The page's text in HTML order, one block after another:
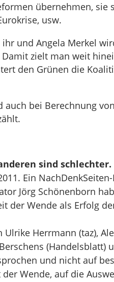
übernehmen, sie
usw.
und Angela Merkel
zielt man weit
den Grünen die
auch bei Berechnung von
sind schlechter.
Ein
Jörg Schönenborn
der Wende als Erfolg
Herrmann (taz),
(Handelsblatt)
und nicht auf
Wende, auf die